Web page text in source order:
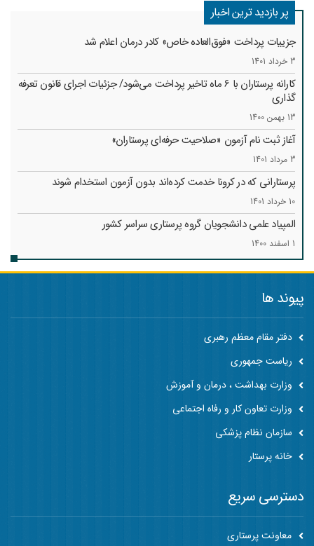
پر بازدید ترین اخبار
جزییات پرداخت «فوق‌العاده خاص» کادر درمان اعلام شد
3 خرداد 1401
کارانه‌ پرستاران با 6 ماه تاخیر پرداخت می‌شود/ جزئیات اجرای قانون تعرفه
گذاری
13 بهمن 1400
آغاز ثبت نام آزمون «صلاحیت حرفه‌ای پرستاران»
3 مرداد 1401
پرستارانی که در کرونا خدمت کرد‌ه‌اند بدون آزمون استخدام شوند
10 خرداد 1401
المپیاد علمی دانشجویان گروه پرستاری سراسر کشور
1 اسفند 1400
پیوند ها
دفتر مقام معظم رهبری
ریاست جمهوری
وزارت بهداشت ، درمان و آموزش
وزارت تعاون کار و رفاه اجتماعی
سازمان نظام پزشکی
خانه پرستار
دسترسی سریع
معاونت پرستاری